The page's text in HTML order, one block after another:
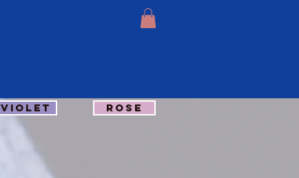
VIOLET ROSE